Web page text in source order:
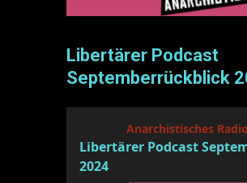
Libertärer Podcast
Septemberrückblick